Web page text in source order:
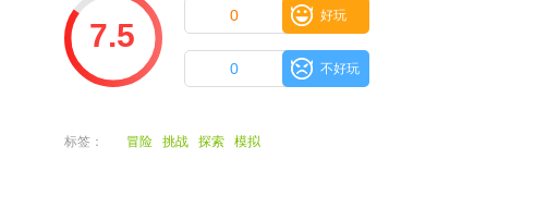
7.5
好玩
0
不好玩
0
标签： 冒险 挑战 探索 模拟